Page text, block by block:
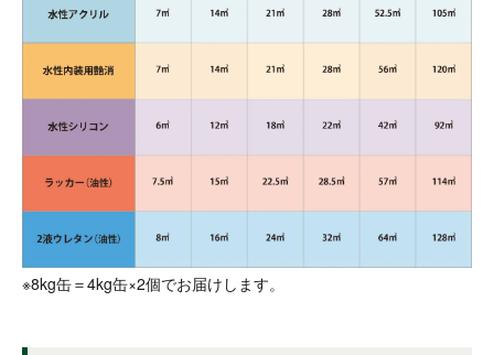
※8kg缶＝4kg缶×2個でお届けします。